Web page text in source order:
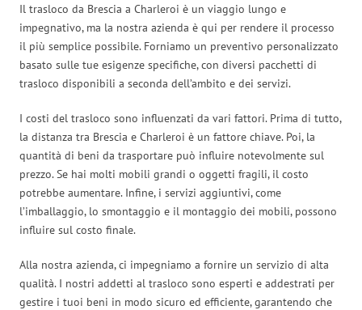
Il trasloco da Brescia a Charleroi è un viaggio lungo e
impegnativo, ma la nostra azienda è qui per rendere il processo
il più semplice possibile. Forniamo un preventivo personalizzato
basato sulle tue esigenze specifiche, con diversi pacchetti di
trasloco disponibili a seconda dell’ambito e dei servizi.
I costi del trasloco sono influenzati da vari fattori. Prima di tutto,
la distanza tra Brescia e Charleroi è un fattore chiave. Poi, la
quantità di beni da trasportare può influire notevolmente sul
prezzo. Se hai molti mobili grandi o oggetti fragili, il costo
potrebbe aumentare. Infine, i servizi aggiuntivi, come
l’imballaggio, lo smontaggio e il montaggio dei mobili, possono
influire sul costo finale.
Alla nostra azienda, ci impegniamo a fornire un servizio di alta
qualità. I nostri addetti al trasloco sono esperti e addestrati per
gestire i tuoi beni in modo sicuro ed efficiente, garantendo che